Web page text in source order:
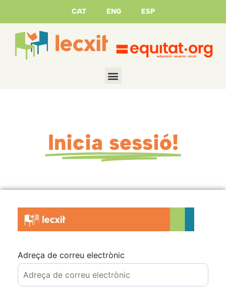
CAT ENG ESP
Inicia sessió!
Adreça de correu electrònic